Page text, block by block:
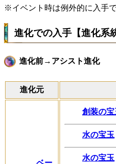
※イベント時は例外的に入手
進化での入手【進化系
進化前→アシスト進化
進化元
創装の宝
水の宝玉
水の宝玉